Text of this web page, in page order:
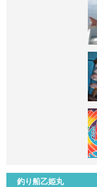
釣り船乙姫丸